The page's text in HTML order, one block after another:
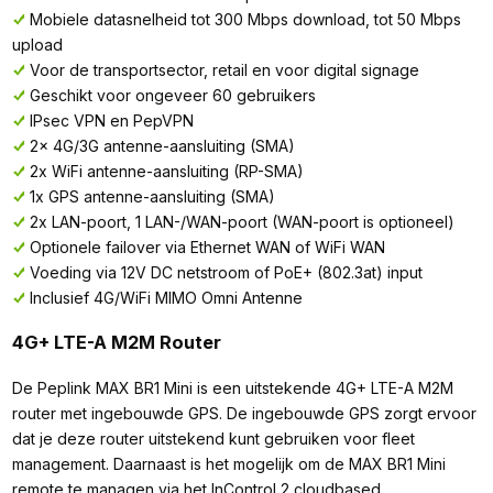
Mobiele datasnelheid tot 300 Mbps download, tot 50 Mbps
upload
Voor de transportsector, retail en voor digital signage
Geschikt voor ongeveer 60 gebruikers
IPsec VPN en PepVPN
2x 4G/3G antenne-aansluiting (SMA)
2x WiFi antenne-aansluiting (RP-SMA)
1x GPS antenne-aansluiting (SMA)
2x LAN-poort, 1 LAN-/WAN-poort (WAN-poort is optioneel)
Optionele failover via Ethernet WAN of WiFi WAN
Voeding via 12V DC netstroom of PoE+ (802.3at) input
Inclusief 4G/WiFi MIMO Omni Antenne
4G+ LTE-A M2M Router
De Peplink MAX BR1 Mini is een uitstekende 4G+ LTE-A M2M
router met ingebouwde GPS. De ingebouwde GPS zorgt ervoor
dat je deze router uitstekend kunt gebruiken voor fleet
management. Daarnaast is het mogelijk om de MAX BR1 Mini